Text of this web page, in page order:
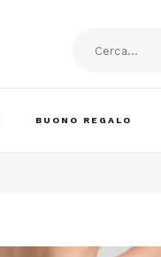
BUONO REGALO